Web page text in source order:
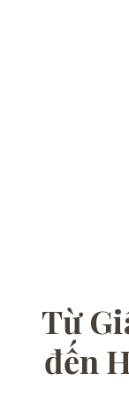
Từ
đến